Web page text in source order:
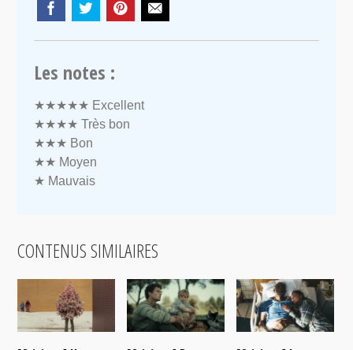
Les notes :
★★★★★ Excellent
★★★★ Très bon
★★★ Bon
★★ Moyen
★ Mauvais
CONTENUS SIMILAIRES